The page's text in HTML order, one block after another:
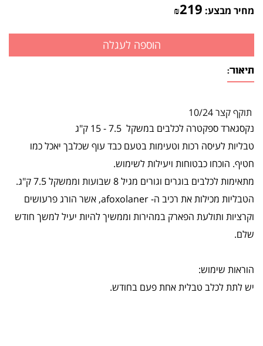
מחיר מבצע: ₪219
תיאור:
תוקף קצר 10/24
נקסגארד ספקטרה לכלבים במשקל 7.5 - 15 ק"ג
טבליות לעיסה רכות וטעימות בטעם כבד עוף שכלבך יאכל כמו
חטיף. הוכחו כבטוחות ויעילות לשימוש.
מתאימות לכלבים בוגרים וגורים מגיל 8 שבועות וממשקל 7.5 ק"ג.
הטבליות מכילות את רכיב ה- afoxolaner, אשר הורג פרעושים
וקרציות ותולעת הפארק במהירות וממשיך להיות יעיל למשך חודש
שלם.
הוראות שימוש:
יש לתת לכלב טבלית אחת פעם בחודש.